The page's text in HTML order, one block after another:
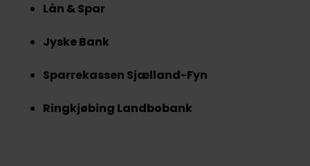
Lån & Spar
Jyske Bank
Sparrekassen Sjælland-Fyn
Ringkjøbing Landbobank